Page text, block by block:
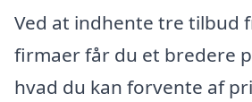
Ved at indhente tre tilbud
firmaer får du et bredere
hvad du kan forvente af